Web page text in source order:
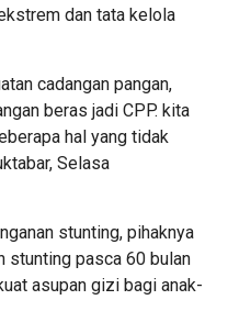
dan tata kelola
cadangan pangan,
beras jadi CPP. kita
hal yang tidak
Selasa
stunting, pihaknya
stunting pasca 60 bulan
asupan gizi bagi anak-